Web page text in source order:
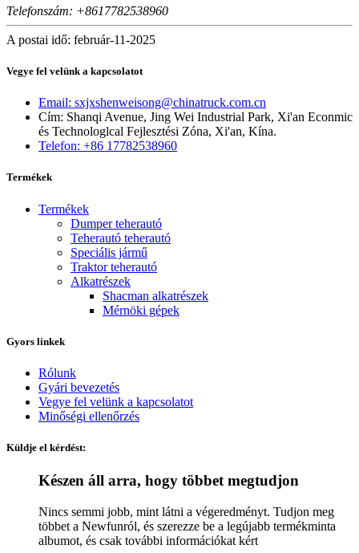
Telefonszám: +8617782538960
A postai idő: február-11-2025
Vegye fel velünk a kapcsolatot
Email: sxjxshenweisong@chinatruck.com.cn
Cím: Shanqi Avenue, Jing Wei Industrial Park, Xi'an Econmic
és Technologlcal Fejlesztési Zóna, Xi'an, Kína.
Telefon: +86 17782538960
Termékek
Termékek
Dumper teherautó
Teherautó teherautó
Speciális jármű
Traktor teherautó
Alkatrészek
Shacman alkatrészek
Mérnöki gépek
Gyors linkek
Rólunk
Gyári bevezetés
Vegye fel velünk a kapcsolatot
Minőségi ellenőrzés
Küldje el kérdést:
Készen áll arra, hogy többet megtudjon
Nincs semmi jobb, mint látni a végeredményt. Tudjon meg
többet a Newfunról, és szerezze be a legújabb termékminta
albumot, és csak további információkat kért